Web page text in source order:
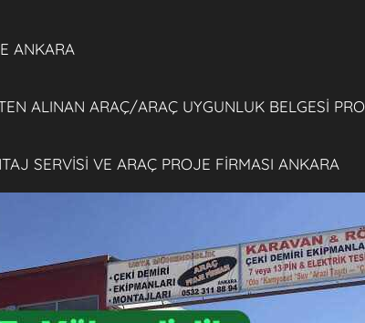
ANKARA
ALINAN ARAÇ/ARAÇ UYGUNLUK BELGESİ
SERVİSİ VE ARAÇ PROJE FİRMASI ANKARA